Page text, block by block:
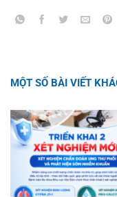
MỘT SỐ BÀI VIẾT